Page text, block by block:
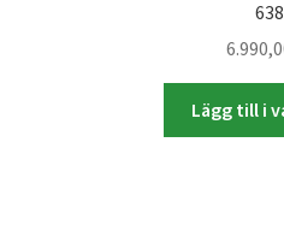
638
Lägg till i